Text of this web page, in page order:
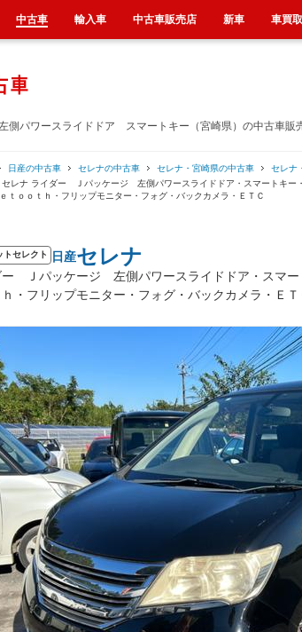
パワースライドドア スマートキー（宮崎県）の中古車販
日産の中古車 セレナの中古車 セレナ・宮崎県の中古車
セレナ
セレナ ライダー Ｊパッケージ 左側パワースライドドア・スマートキー
ｅｔｏｏｔｈ・フリップモニター・フォグ・バックカメラ・ＥＴＣ
トセレクト 日産セレナ
ー Ｊパッケージ 左側パワースライドドア・スマー
ｈ・フリップモニター・フォグ・バックカメラ・ＥＴ
中古車 輸入車 中古車販売店 新車 車買取